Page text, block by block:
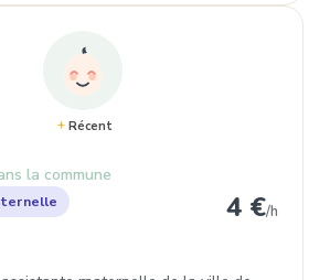
Récent
la commune
4 €/h